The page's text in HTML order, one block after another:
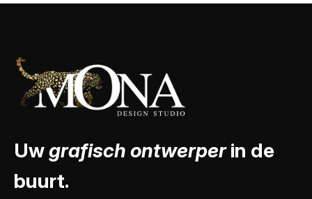
Uwgrafisch ontwerperin de
buurt.